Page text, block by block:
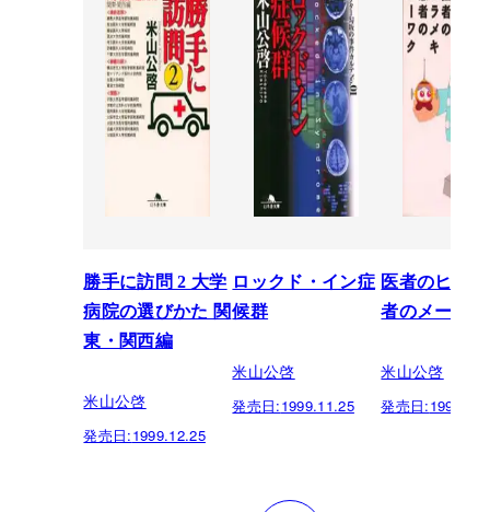
勝手に訪問 2 大学
病院の選びかた 関
東・関西編
米山公啓
発売日:1999.12.25
ロックド・イン症
候群
米山公啓
発売日:1999.11.25
医者のヒラ
者のメーワク
米山公啓
発売日: